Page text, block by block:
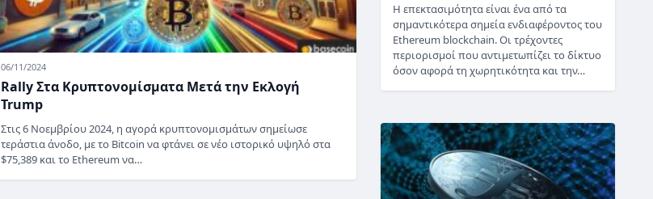
06/11/2024
Rally Στα Κρυπτονομίσματα Μετά την Εκλογή
Trump
Στις 6 Νοεμβρίου 2024, η αγορά κρυπτονομισμάτων σημείωσε
τεράστια άνοδο, με το Bitcoin να φτάνει σε νέο ιστορικό υψηλό στα
$75,389 και το Ethereum να…
Η επεκτασιμότητα είναι ένα από τα
σημαντικότερα σημεία ενδιαφέροντος του
Ethereum blockchain. Οι τρέχοντες
περιορισμοί που αντιμετωπίζει το δίκτυο
όσον αφορά τη χωρητικότητα και την…